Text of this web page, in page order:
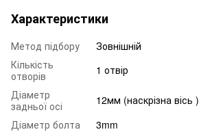
Характеристики
Метод підбору
Зовнішній
Кількість
отворів
1 отвір
Діаметр
задньої осі
12мм (наскрізна вісь )
Діаметр болта
3mm